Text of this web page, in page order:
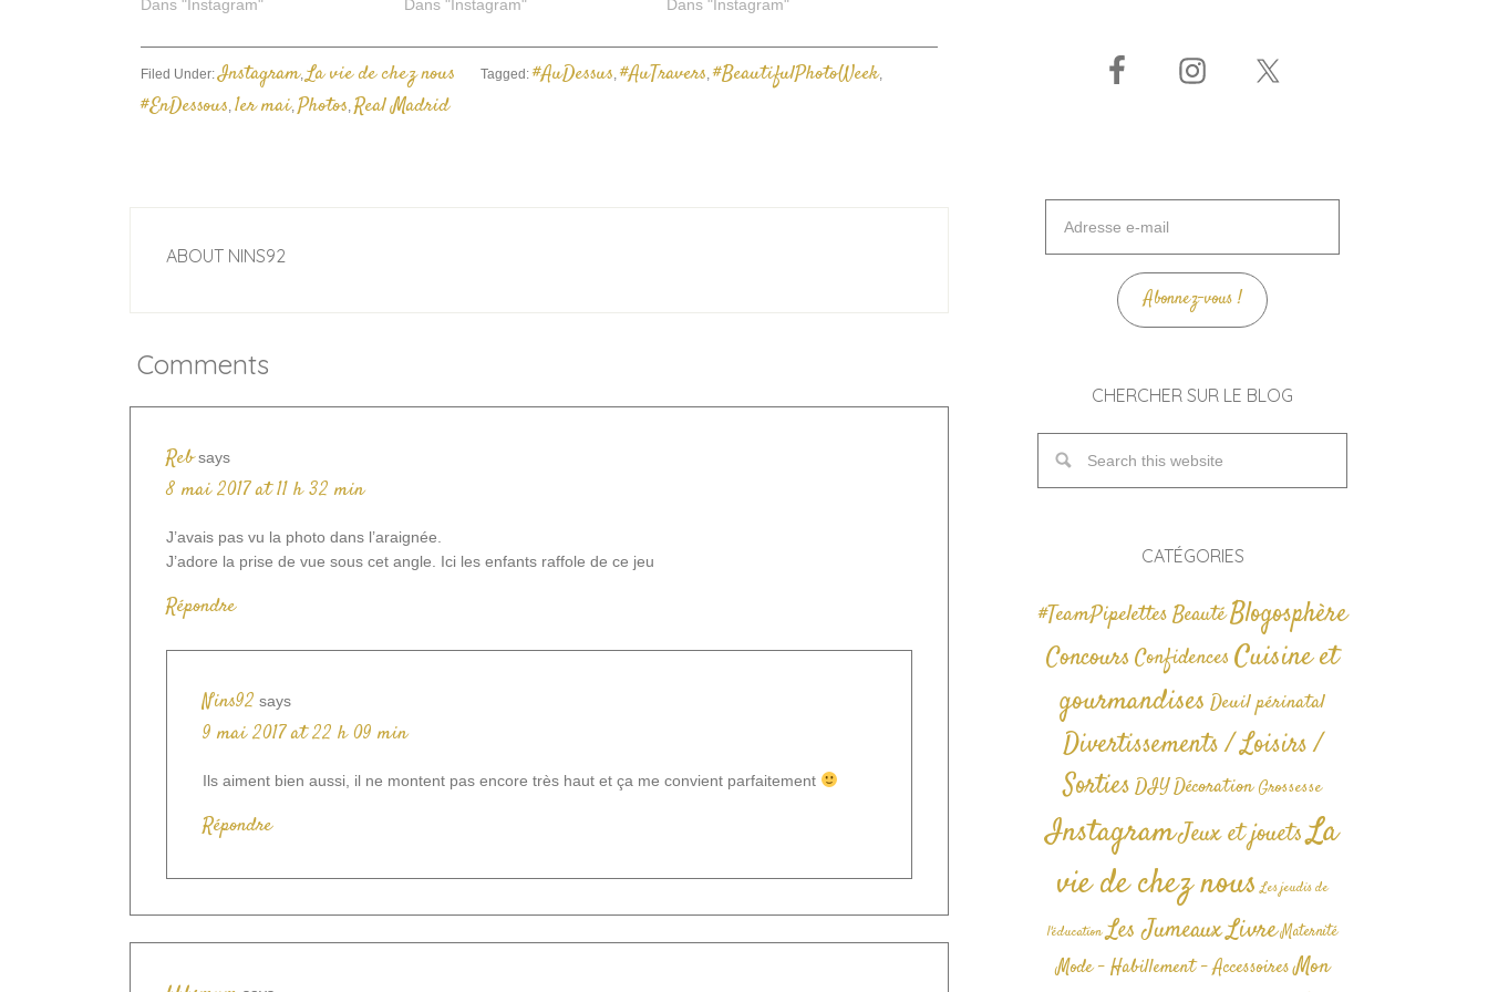
Dans "Instagram"
Dans "Instagram"
Dans "Instagram"
Filed Under:Instagram, La vie de chez nous Tagged:#AuDessus,#AuTravers,#BeautifulPhotoWeek,
#EnDessous, 1er mai, Photos, Real Madrid
ABOUT NINS92
Comments
Reb says
8 mai 2017 at 11 h 32 min
J’avais pas vu la photo dans l’araignée.
J’adore la prise de vue sous cet angle. Ici les enfants raffole de ce jeu
Répondre
Nins92 says
9 mai 2017 at 22 h 09 min
Ils aiment bien aussi, il ne montent pas encore très haut et ça me convient parfaitement
Répondre
mail
Abonnez-vous !
CHERCHER SUR LE BLOG
CATÉGORIES
#TeamPipelettesBeautéBlogosphère
ConcoursConfidences Cuisine et
gourmandises Deuil périnatal
Divertissements / Loisirs /
SortiesDIYDécoration Grossesse
InstagramJeux et jouetsLa
vie de chez nous Les jeudis de
l'éducation Les JumeauxLivre Maternité
Mode - Habillement - AccessoiresMon